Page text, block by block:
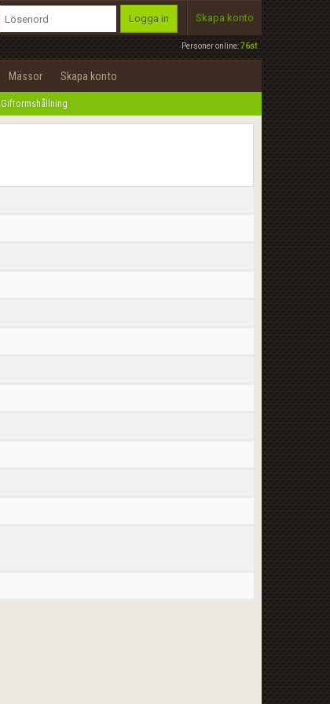
Personer online:76st
Logga in Skapa konto
Mässor Skapa konto
Giftormshållning